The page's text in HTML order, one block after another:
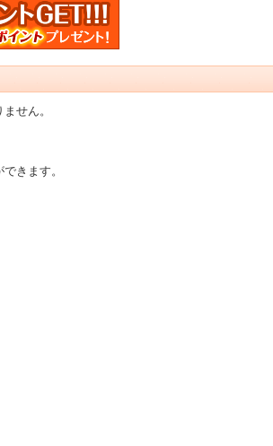
せん。
きます。